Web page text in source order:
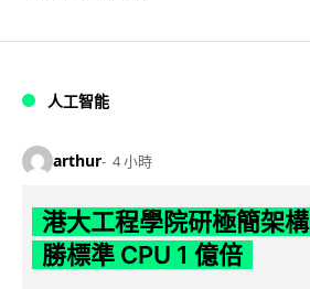
人工智能
arthur 4 小時
港大工程學院研極簡架
勝標準 CPU 1 億倍